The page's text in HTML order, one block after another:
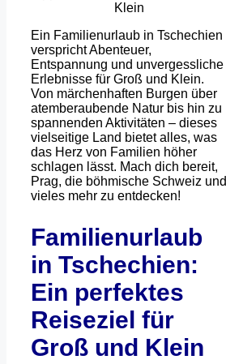
Ein Familienurlaub in Tschechien
verspricht Abenteuer,
Entspannung und unvergessliche
Erlebnisse für Groß und Klein.
Von märchenhaften Burgen über
atemberaubende Natur bis hin zu
spannenden Aktivitäten – dieses
vielseitige Land bietet alles, was
das Herz von Familien höher
schlagen lässt. Mach dich bereit,
Prag, die böhmische Schweiz und
vieles mehr zu entdecken!
Familienurlaub
in Tschechien:
Ein perfektes
Reiseziel für
Groß und Klein